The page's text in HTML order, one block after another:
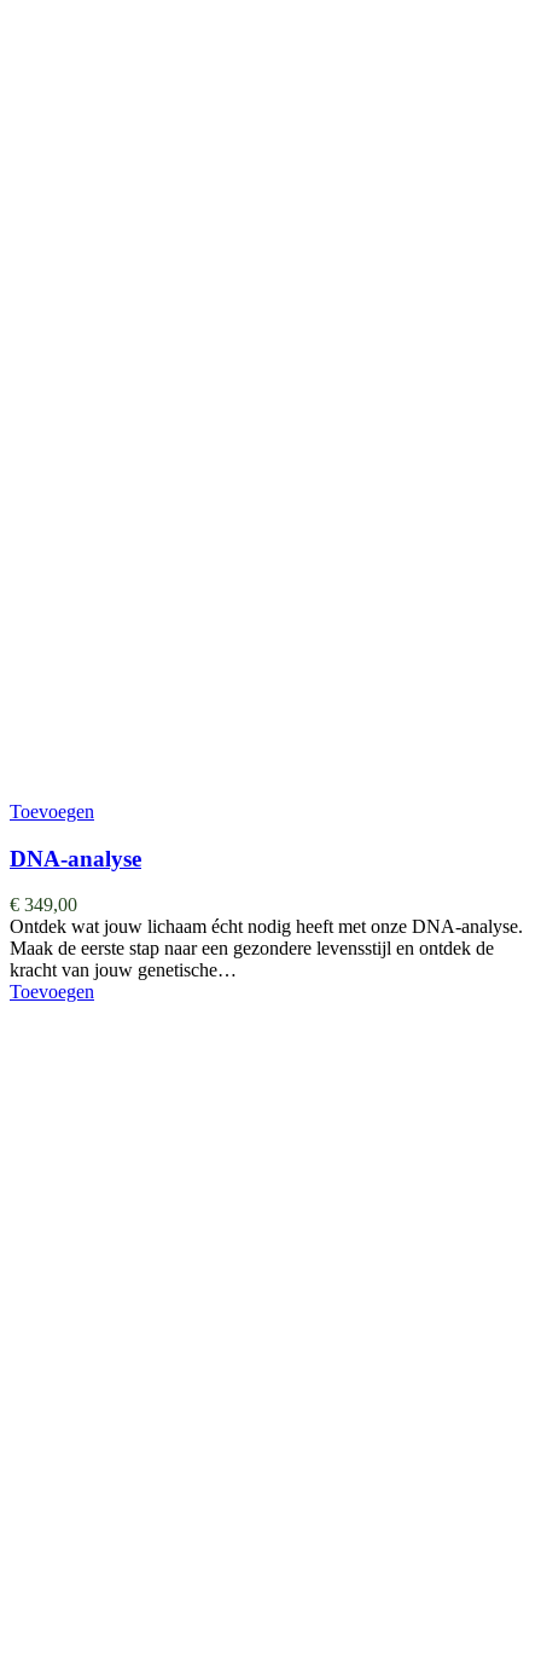
Toevoegen
DNA-analyse
€ 349,00
Ontdek wat jouw lichaam écht nodig heeft met onze DNA-analyse.
Maak de eerste stap naar een gezondere levensstijl en ontdek de
kracht van jouw genetische…
Toevoegen